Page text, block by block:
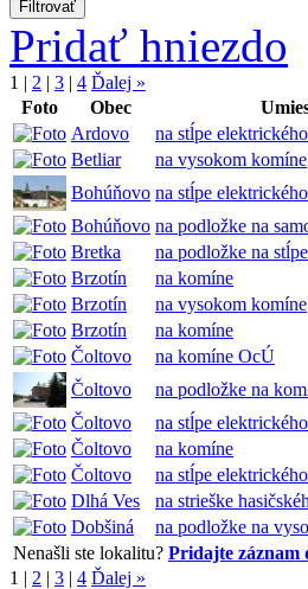
Pridať hniezdo
1 | 2 | 3 | 4 Ďalej »
Foto
Obec
Ardovo
na stĺpe
Betliar
na vysokom komíne
Bohúňovo na stĺpe
Bohúňovo na podložke na
Bretka
na podložke na
Brzotín
na komíne
Brzotín
na vysokom komíne
Brzotín
na komíne
Čoltovo
na komíne OcÚ
Čoltovo
na podložke na
Čoltovo
na stĺpe
Čoltovo
na komíne
Čoltovo
na stĺpe
Dlhá Ves
na strieške
Dobšiná
na podložke na
Nenašli ste lokalitu? Pridajte záznam
1 | 2 | 3 | 4 Ďalej »